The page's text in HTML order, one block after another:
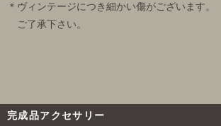
＊ヴィンテージにつき細かい傷がございます。
ご了承下さい。
完成品アクセサリー